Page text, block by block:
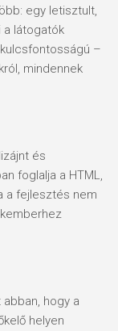
egy letisztult,
a látogatók
–
mindennek
és
foglalja a HTML,
a fejlesztés nem
hogy a
helyen